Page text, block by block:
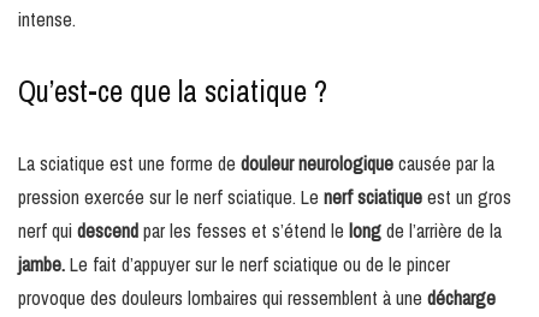
intense.
Qu’est-ce que la sciatique ?
La sciatique est une forme de douleur neurologiquecausée par la
pression exercée sur le nerf sciatique. Le nerf sciatiqueest un gros
nerf qui descendpar les fesses et s’étend le longde l’arrière de la
jambe.Le fait d’appuyer sur le nerf sciatique ou de le pincer
provoque des douleurs lombaires qui ressemblent à une décharge